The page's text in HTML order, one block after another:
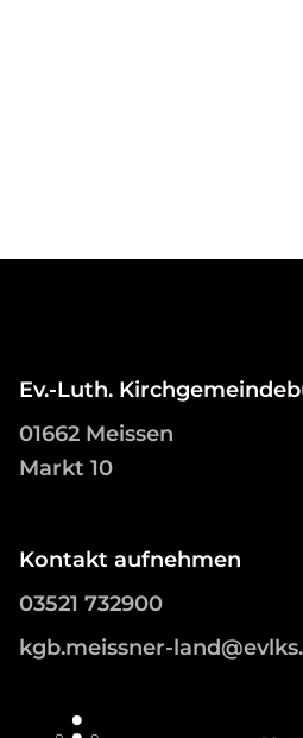
Ev.-Luth.
01662 Meissen
Markt 10
Kontakt aufnehmen
03521 732900
kgb.meissner-